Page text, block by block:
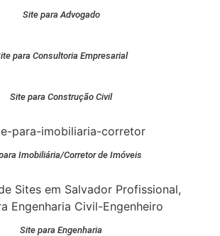
Site para Advogado
para Consultoria Empresarial
Site para Construção Civil
Imobiliária/Corretor de Imóveis
Site para Engenharia